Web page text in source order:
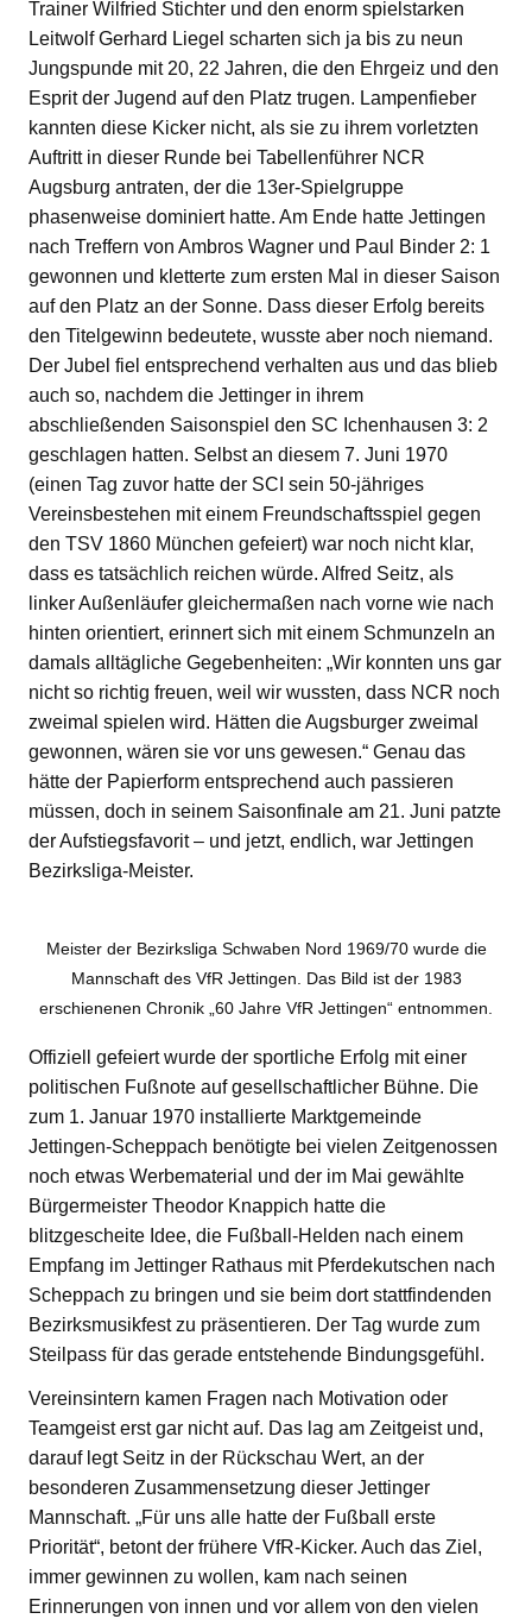
Trainer Wilfried Stichter und den enorm spielstarken
Leitwolf Gerhard Liegel scharten sich ja bis zu neun
Jungspunde mit 20, 22 Jahren, die den Ehrgeiz und den
Esprit der Jugend auf den Platz trugen. Lampenfieber
kannten diese Kicker nicht, als sie zu ihrem vorletzten
Auftritt in dieser Runde bei Tabellenführer NCR
Augsburg antraten, der die 13er-Spielgruppe
phasenweise dominiert hatte. Am Ende hatte Jettingen
nach Treffern von Ambros Wagner und Paul Binder 2: 1
gewonnen und kletterte zum ersten Mal in dieser Saison
auf den Platz an der Sonne. Dass dieser Erfolg bereits
den Titelgewinn bedeutete, wusste aber noch niemand.
Der Jubel fiel entsprechend verhalten aus und das blieb
auch so, nachdem die Jettinger in ihrem
abschließenden Saisonspiel den SC Ichenhausen 3: 2
geschlagen hatten. Selbst an diesem 7. Juni 1970
(einen Tag zuvor hatte der SCI sein 50-jähriges
Vereinsbestehen mit einem Freundschaftsspiel gegen
den TSV 1860 München gefeiert) war noch nicht klar,
dass es tatsächlich reichen würde. Alfred Seitz, als
linker Außenläufer gleichermaßen nach vorne wie nach
hinten orientiert, erinnert sich mit einem Schmunzeln an
damals alltägliche Gegebenheiten: „Wir konnten uns gar
nicht so richtig freuen, weil wir wussten, dass NCR noch
zweimal spielen wird. Hätten die Augsburger zweimal
gewonnen, wären sie vor uns gewesen.“ Genau das
hätte der Papierform entsprechend auch passieren
müssen, doch in seinem Saisonfinale am 21. Juni patzte
der Aufstiegsfavorit – und jetzt, endlich, war Jettingen
Bezirksliga-Meister.
Meister der Bezirksliga Schwaben Nord 1969/70 wurde die
Mannschaft des VfR Jettingen. Das Bild ist der 1983
erschienenen Chronik „60 Jahre VfR Jettingen“ entnommen.
Offiziell gefeiert wurde der sportliche Erfolg mit einer
politischen Fußnote auf gesellschaftlicher Bühne. Die
zum 1. Januar 1970 installierte Marktgemeinde
Jettingen-Scheppach benötigte bei vielen Zeitgenossen
noch etwas Werbematerial und der im Mai gewählte
Bürgermeister Theodor Knappich hatte die
blitzgescheite Idee, die Fußball-Helden nach einem
Empfang im Jettinger Rathaus mit Pferdekutschen nach
Scheppach zu bringen und sie beim dort stattfindenden
Bezirksmusikfest zu präsentieren. Der Tag wurde zum
Steilpass für das gerade entstehende Bindungsgefühl.
Vereinsintern kamen Fragen nach Motivation oder
Teamgeist erst gar nicht auf. Das lag am Zeitgeist und,
darauf legt Seitz in der Rückschau Wert, an der
besonderen Zusammensetzung dieser Jettinger
Mannschaft. „Für uns alle hatte der Fußball erste
Priorität“, betont der frühere VfR-Kicker. Auch das Ziel,
immer gewinnen zu wollen, kam nach seinen
Erinnerungen von innen und vor allem von den vielen